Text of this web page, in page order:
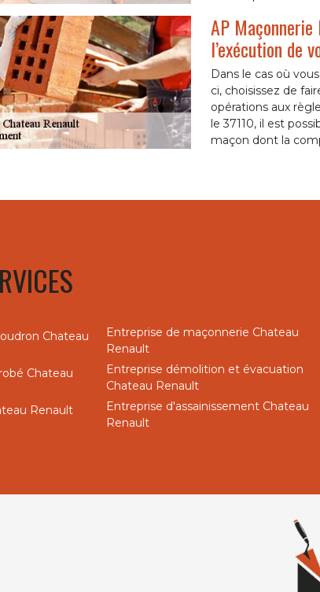
AP
l’exécution de
Dans le cas où
ci, choisissez de
opérations aux
le 37110, il est
maçon dont la
Chateau
Chateau
Renault
Entreprise de maçonnerie Chateau
Renault
Entreprise démolition et évacuation
Chateau Renault
Entreprise d'assainissement Chateau
Renault